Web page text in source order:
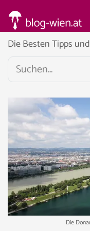
Die Besten Tipps
Die